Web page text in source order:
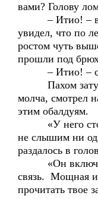
вами? Голову
– Итио! –
увидел, что по
ростом чуть
прошли под
– Итио! –
Пахом
молча, смотрел
этим обалдуям.
«У него
не слышим ни
раздалось в
«Он включил
связь. Мощная
прочитать твое